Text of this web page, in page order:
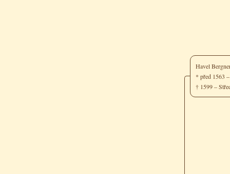
Havel
* před 1563
† 1599 –